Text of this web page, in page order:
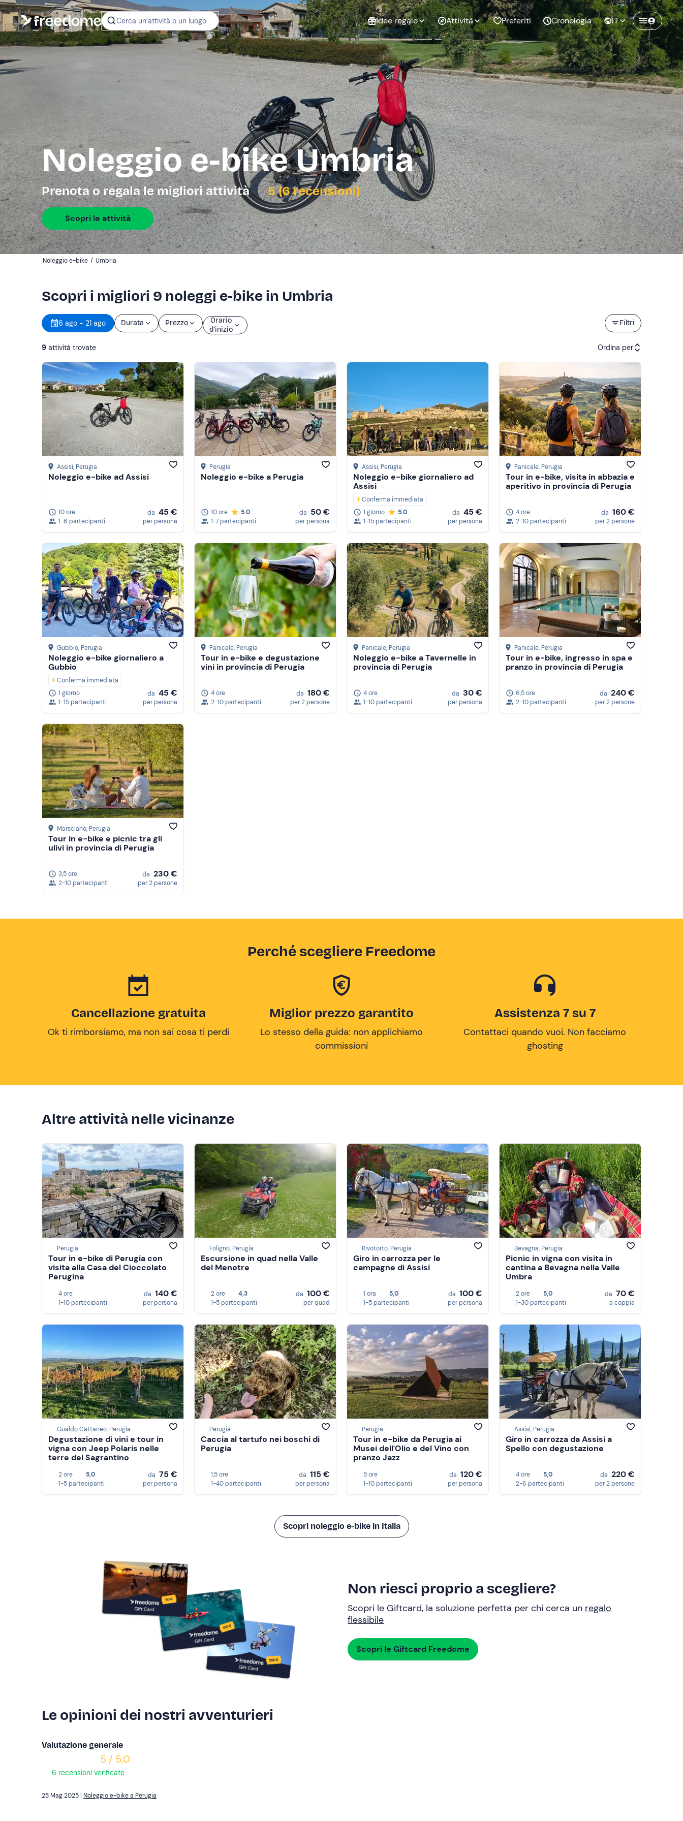
Cerca un’attività o un luogo Idee regalo
Non sai cosa
regalare?
Gift Card Freedome
Un regalo digitale che
lascia la libertà di
scegliere esperienze
outdoor in tutta Italia.
Regala una Gift Card
Esperienze da
regalare
Esperienze di
coppia
Compleanno
Laurea
Addio al
celibato
Addio al
nubilato
Attività Preferiti Cronologia IT
Noleggio e-bike Umbria
Prenota o regala le migliori attività 5 (6 recensioni)
Scopri le attività
Noleggio e-bike / Umbria
Scopri i migliori 9 noleggi e-bike in Umbria
Filtri
6 ago - 21 ago Durata Prezzo
Orario
d’inizio
9 attività trovate Ordina per
Attività consigliate
Prezzo (crescente)
Prezzo (decrescente)
Recensioni
Assisi, Perugia
Noleggio e-bike ad Assisi
10 ore
1-6 partecipanti
da 45 €
per persona
Perugia
Noleggio e-bike a Perugia
10 ore
5.0
1-7 partecipanti
da 50 €
per persona
Assisi, Perugia
Noleggio e-bike giornaliero ad
Assisi
Conferma immediata
1 giorno
5.0
1-15 partecipanti
da 45 €
per persona
Panicale, Perugia
Tour in e-bike, visita in abbazia e
aperitivo in provincia di Perugia
4 ore
2-10 partecipanti
da 160 €
per 2 persone
Gubbio, Perugia
Noleggio e-bike giornaliero a
Gubbio
Conferma immediata
1 giorno
1-15 partecipanti
da 45 €
per persona
Panicale, Perugia
Tour in e-bike e degustazione
vini in provincia di Perugia
4 ore
2-10 partecipanti
da 180 €
per 2 persone
Panicale, Perugia
Noleggio e-bike a Tavernelle in
provincia di Perugia
4 ore
1-10 partecipanti
da 30 €
per persona
Panicale, Perugia
Tour in e-bike, ingresso in spa e
pranzo in provincia di Perugia
6,5 ore
2-10 partecipanti
da 240 €
per 2 persone
Marsciano, Perugia
Tour in e-bike e picnic tra gli
ulivi in provincia di Perugia
3,5 ore
2-10 partecipanti
da 230 €
per 2 persone
Perché scegliere Freedome
Cancellazione gratuita
Ok ti rimborsiamo, ma non sai cosa ti perdi
Miglior prezzo garantito
Lo stesso della guida: non applichiamo
commissioni
Assistenza 7 su 7
Contattaci quando vuoi. Non facciamo
ghosting
Altre attività nelle vicinanze
Perugia
Tour in e-bike di Perugia con
visita alla Casa del Cioccolato
Perugina
4 ore
1-10 partecipanti
da 140 €
per persona
Foligno, Perugia
Escursione in quad nella Valle
del Menotre
2 ore
4,3
1-5 partecipanti
da 100 €
per quad
Rivotorto, Perugia
Giro in carrozza per le
campagne di Assisi
1 ora
5,0
1-5 partecipanti
da 100 €
per persona
Bevagna, Perugia
Picnic in vigna con visita in
cantina a Bevagna nella Valle
Umbra
2 ore
5,0
1-30 partecipanti
da 70 €
a coppia
Gualdo Cattaneo, Perugia
Degustazione di vini e tour in
vigna con Jeep Polaris nelle
terre del Sagrantino
2 ore
5,0
1-5 partecipanti
da 75 €
per persona
Perugia
Caccia al tartufo nei boschi di
Perugia
1,5 ore
1-40 partecipanti
da 115 €
per persona
Perugia
Tour in e-bike da Perugia ai
Musei dell'Olio e del Vino con
pranzo Jazz
5 ore
1-10 partecipanti
da 120 €
per persona
Assisi, Perugia
Giro in carrozza da Assisi a
Spello con degustazione
4 ore
5,0
2-6 partecipanti
da 220 €
per 2 persone
Scopri noleggio e-bike in Italia
Non riesci proprio a scegliere?
Scopri le Giftcard, la soluzione perfetta per chi cerca un regalo
flessibile
Scopri le Giftcard Freedome
Le opinioni dei nostri avventurieri
Valutazione generale
5 / 5.0
6 recensioni verificate
Noleggio e-bike a Perugia
Crea un account Freedome
Unisciti a una community di avventurieri
come te e colleziona ricordi indimenticabili!
Continua con l'email